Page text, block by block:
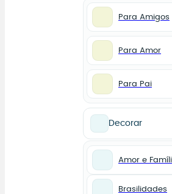
Para Amigos
Para Amor
Para Pai
Decorar
Amor e
Brasilidades